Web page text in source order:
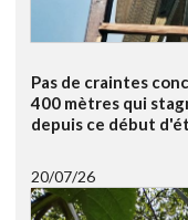
Pas de craintes
400 mètres qui
depuis ce début
20/07/26